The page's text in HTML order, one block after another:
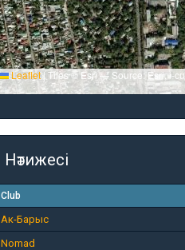
Leaflet|Tiles © Esri — Source: Esri, i-
Нәтижесі
Club
Ак-Барыс
Nomad